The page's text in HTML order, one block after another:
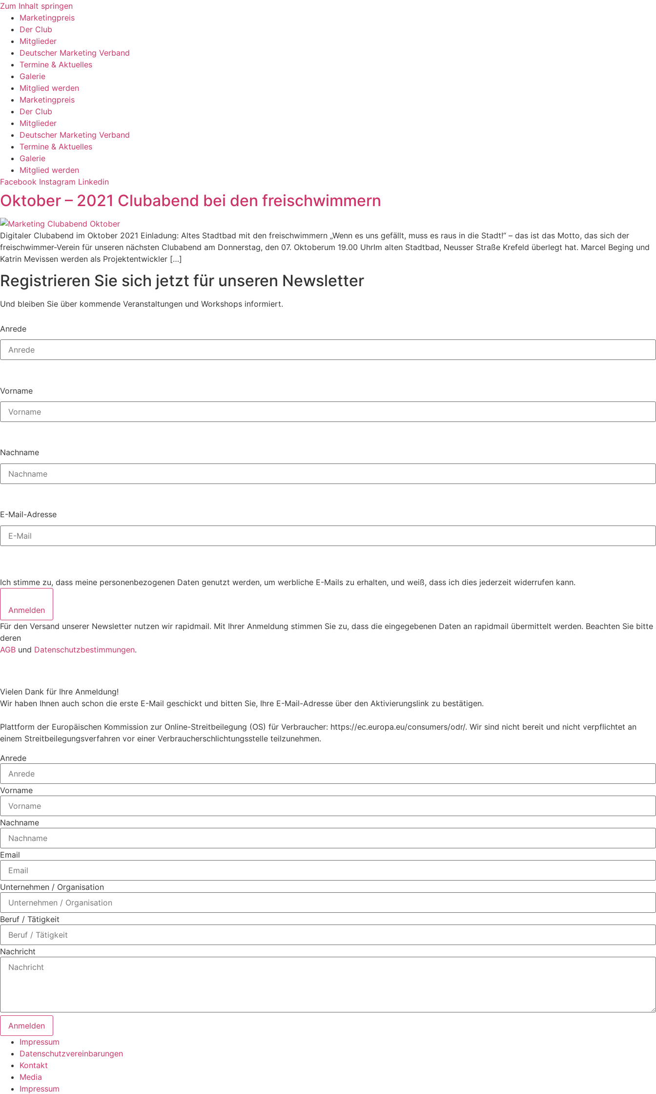
Zum Inhalt springen
Marketingpreis
Der Club
Mitglieder
Deutscher Marketing Verband
Termine & Aktuelles
Galerie
Mitglied werden
Marketingpreis
Der Club
Mitglieder
Deutscher Marketing Verband
Termine & Aktuelles
Galerie
Mitglied werden
Facebook Instagram Linkedin
Oktober – 2021 Clubabend bei den freischwimmern
Digitaler Clubabend im Oktober 2021 Einladung: Altes Stadtbad mit den freischwimmern „Wenn es uns gefällt, muss es raus in die Stadt!“ – das ist das Motto, das sich der
freischwimmer-Verein für unseren nächsten Clubabend am Donnerstag, den 07. Oktoberum 19.00 UhrIm alten Stadtbad, Neusser Straße Krefeld überlegt hat. Marcel Beging und
Katrin Mevissen werden als Projektentwickler […]
Registrieren Sie sich jetzt für unseren Newsletter
Und bleiben Sie über kommende Veranstaltungen und Workshops informiert.
Anrede
Vorname
Nachname
E-Mail-Adresse
Ich stimme zu, dass meine personenbezogenen Daten genutzt werden, um werbliche E-Mails zu erhalten, und weiß, dass ich dies jederzeit widerrufen kann.
Anmelden
Für den Versand unserer Newsletter nutzen wir rapidmail. Mit Ihrer Anmeldung stimmen Sie zu, dass die eingegebenen Daten an rapidmail übermittelt werden. Beachten Sie bitte
deren
AGB und Datenschutzbestimmungen.
Vielen Dank für Ihre Anmeldung!
Wir haben Ihnen auch schon die erste E-Mail geschickt und bitten Sie, Ihre E-Mail-Adresse über den Aktivierungslink zu bestätigen.
Plattform der Europäischen Kommission zur Online-Streitbeilegung (OS) für Verbraucher: https://ec.europa.eu/consumers/odr/. Wir sind nicht bereit und nicht verpflichtet an
einem Streitbeilegungsverfahren vor einer Verbraucherschlichtungsstelle teilzunehmen.
Anrede
Vorname
Nachname
Email
Unternehmen / Organisation
Beruf / Tätigkeit
Nachricht
Anmelden
Impressum
Datenschutzvereinbarungen
Kontakt
Media
Impressum